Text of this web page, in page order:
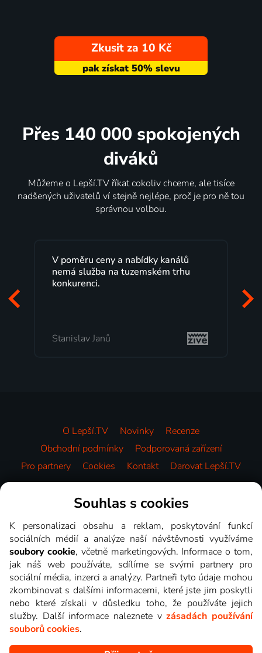
Zkusit za 10 Kč
Přes 140 000 spokojených
diváků
Můžeme o Lepší.TV říkat cokoliv chceme, ale tisíce
nadšených uživatelů ví stejně nejlépe, proč je pro ně tou
správnou volbou.
V poměru ceny a nabídky kanálů
nemá služba na tuzemském trhu
konkurenci.
Stanislav Janů
O Lepší.TV Novinky
Recenze
Obchodní podmínky
Podporovaná zařízení
Pro partnery
Cookies Kontakt Darovat Lepší.TV
Videotéka
Souhlas s cookies
K personalizaci obsahu a reklam, poskytování funkcí
sociálních médií a analýze naší návštěvnosti využíváme
soubory cookie, včetně marketingových. Informace o tom,
jak náš web používáte, sdílíme se svými partnery pro
sociální média, inzerci a analýzy. Partneři tyto údaje mohou
zkombinovat s dalšími informacemi, které jste jim poskytli
nebo které získali v důsledku toho, že používáte jejich
služby. Další informace naleznete vzásadách používání
souborů cookies.